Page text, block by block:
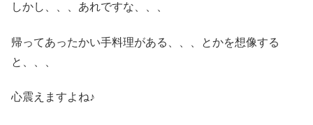
しかし、、、あれですな、、、
帰ってあったかい手料理がある、、、とかを想像する
と、、、
心震えますよね♪